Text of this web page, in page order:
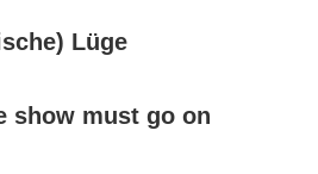
Lüge
show must go on